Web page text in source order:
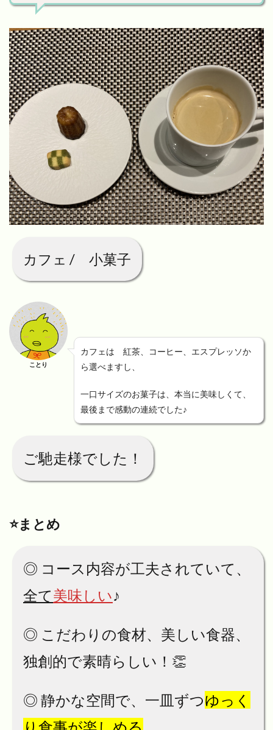
カフェ / 小菓子
ことり
カフェは 紅茶、コーヒー、エスプレッソか
ら選べますし、
一口サイズのお菓子は、本当に美味しくて、
最後まで感動の連続でした♪
ご馳走様でした！
⭐️まとめ
◎ コース内容が工夫されていて、
全て美味しい♪
◎ こだわりの食材、美しい食器、
独創的で素晴らしい！👏
◎ 静かな空間で、一皿ずつゆっく